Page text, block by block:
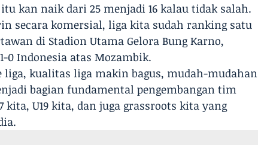
kan naik dari 25 menjadi 16 kalau tidak salah.
secara komersial, liga kita sudah ranking satu
di Stadion Utama Gelora Bung Karno,
0 Indonesia atas Mozambik.
liga, kualitas liga makin bagus, mudah-mudahan
bagian fundamental pengembangan tim
U19 kita, dan juga grassroots kita yang